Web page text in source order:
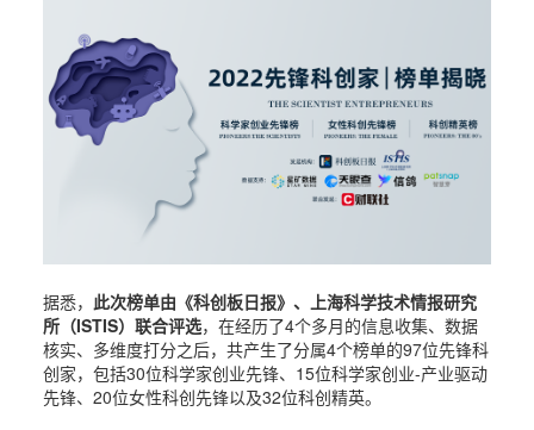
据悉， 此次榜单由《科创板日报》、上海科学技术情报研究
所（ISTIS）联合评选，在经历了4个多月的信息收集、数据
核实、多维度打分之后，共产生了分属4个榜单的97位先锋科
创家，包括30位科学家创业先锋、15位科学家创业-产业驱动
先锋、20位女性科创先锋以及32位科创精英。